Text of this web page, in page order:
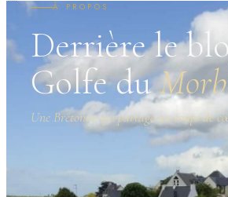
À PROPOS
Derrière le
Golfe du
Une Bretonne qui partage ses coups de